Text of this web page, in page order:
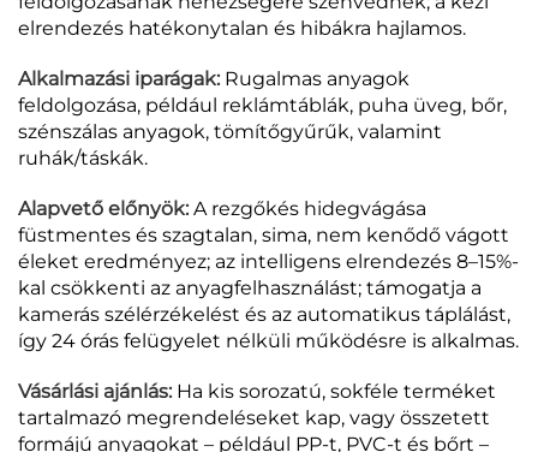
elrendezés hatékonytalan és hibákra hajlamos.
Alkalmazási iparágak: Rugalmas anyagok
feldolgozása, például reklámtáblák, puha üveg, bőr,
szénszálas anyagok, tömítőgyűrűk, valamint
ruhák/táskák.
Alapvető előnyök: A rezgőkés hidegvágása
füstmentes és szagtalan, sima, nem kenődő vágott
éleket eredményez; az intelligens elrendezés 8–15%-
kal csökkenti az anyagfelhasználást; támogatja a
kamerás szélérzékelést és az automatikus táplálást,
így 24 órás felügyelet nélküli működésre is alkalmas.
Vásárlási ajánlás: Ha kis sorozatú, sokféle terméket
tartalmazó megrendeléseket kap, vagy összetett
formájú anyagokat – például PP-t, PVC-t és bőrt –